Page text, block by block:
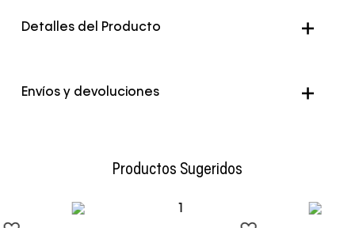
Detalles del Producto
Color Negro
Envíos y devoluciones
Productos Sugeridos